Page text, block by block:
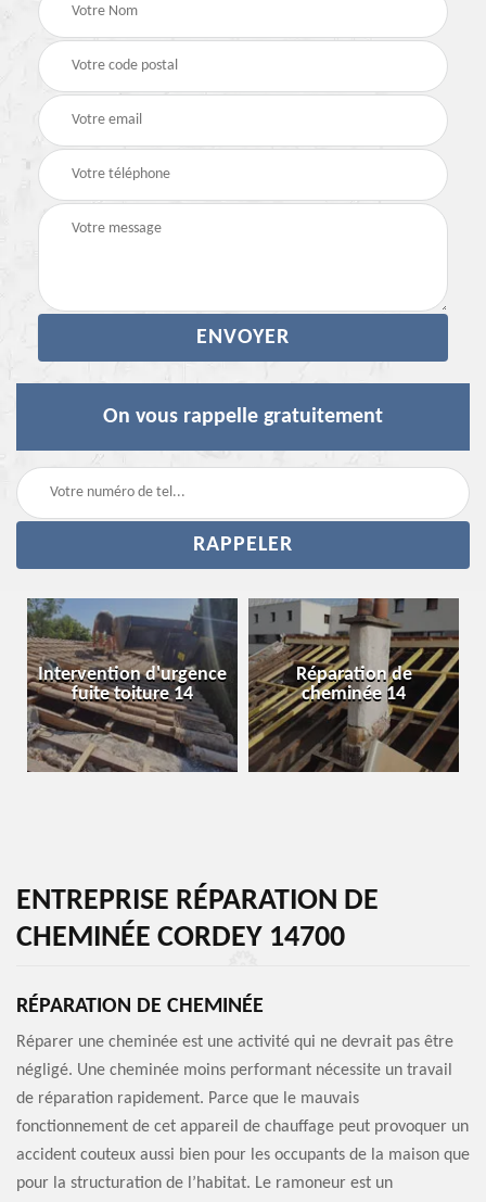
On vous rappelle gratuitement
Intervention d'urgence
fuite toiture 14
Réparation de
cheminée 14
ENTREPRISE RÉPARATION DE
CHEMINÉE CORDEY 14700
RÉPARATION DE CHEMINÉE
Réparer une cheminée est une activité qui ne devrait pas être
négligé. Une cheminée moins performant nécessite un travail
de réparation rapidement. Parce que le mauvais
fonctionnement de cet appareil de chauffage peut provoquer un
accident couteux aussi bien pour les occupants de la maison que
pour la structuration de l’habitat. Le ramoneur est un